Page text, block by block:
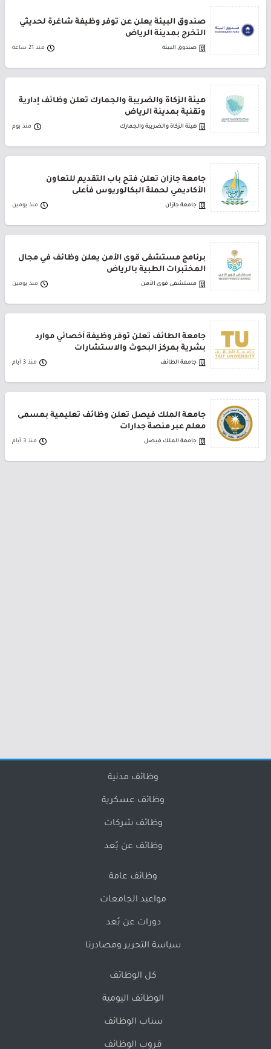
صندوق البيئة يعلن عن توفر وظيفة شاغرة لحديثي
التخرج بمدينة الرياض
صندوق البيئة منذ 21 ساعة
هيئة الزكاة والضريبة والجمارك تعلن وظائف إدارية
وتقنية بمدينة الرياض
هيئة الزكاة والضريبة والجمارك منذ يوم
جامعة جازان تعلن فتح باب التقديم للتعاون
الأكاديمي لحملة البكالوريوس فأعلى
جامعة جازان منذ يومين
برنامج مستشفى قوى الأمن يعلن وظائف في مجال
المختبرات الطبية بالرياض
مستشفى قوى الأمن منذ يومين
جامعة الطائف تعلن توفر وظيفة أخصائي موارد
بشرية بمركز البحوث والاستشارات
جامعة الطائف منذ 3 أيام
جامعة الملك فيصل تعلن وظائف تعليمية بمسمى
معلم عبر منصة جدارات
جامعة الملك فيصل منذ 3 أيام
وظائف مدنية
وظائف عسكرية
وظائف شركات
وظائف عن بُعد
وظائف عامة
مواعيد الجامعات
دورات عن بُعد
سياسة التحرير ومصادرنا
كل الوظائف
الوظائف اليومية
سناب الوظائف
قروب الوظائف